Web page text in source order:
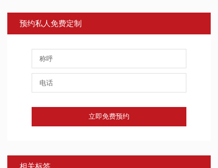
预约私人免费定制
立即免费预约